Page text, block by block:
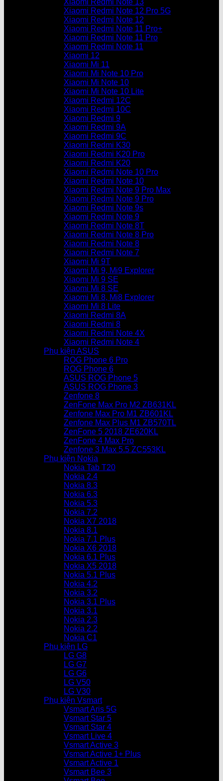
Xiaomi Redmi Note 13
Xiaomi Redmi Note 12 Pro 5G
Xiaomi Redmi Note 12
Xiaomi Redmi Note 11 Pro+
Xiaomi Redmi Note 11 Pro
Xiaomi Redmi Note 11
Xiaomi 12
Xiaomi Mi 11
Xiaomi Mi Note 10 Pro
Xiaomi Mi Note 10
Xiaomi Mi Note 10 Lite
Xiaomi Redmi 12C
Xiaomi Redmi 10C
Xiaomi Redmi 9
Xiaomi Redmi 9A
Xiaomi Redmi 9C
Xiaomi Redmi K30
Xiaomi Redmi K20 Pro
Xiaomi Redmi K20
Xiaomi Redmi Note 10 Pro
Xiaomi Redmi Note 10
Xiaomi Redmi Note 9 Pro Max
Xiaomi Redmi Note 9 Pro
Xiaomi Redmi Note 9s
Xiaomi Redmi Note 9
Xiaomi Redmi Note 8T
Xiaomi Redmi Note 8 Pro
Xiaomi Redmi Note 8
Xiaomi Redmi Note 7
Xiaomi Mi 9T
Xiaomi Mi 9, Mi9 Explorer
Xiaomi Mi 9 SE
Xiaomi Mi 8 SE
Xiaomi Mi 8, Mi8 Explorer
Xiaomi Mi 8 Lite
Xiaomi Redmi 8A
Xiaomi Redmi 8
Xiaomi Redmi Note 4X
Xiaomi Redmi Note 4
Phụ kiện ASUS
ROG Phone 6 Pro
ROG Phone 6
ASUS ROG Phone 5
ASUS ROG Phone 3
Zenfone 8
ZenFone Max Pro M2 ZB631KL
Zenfone Max Pro M1 ZB601KL
Zenfone Max Plus M1 ZB570TL
ZenFone 5 2018 ZE620KL
ZenFone 4 Max Pro
Zenfone 3 Max 5.5 ZC553KL
Phụ kiện Nokia
Nokia Tab T20
Nokia 2.4
Nokia 8.3
Nokia 6.3
Nokia 5.3
Nokia 7.2
Nokia X7 2018
Nokia 8.1
Nokia 7.1 Plus
Nokia X6 2018
Nokia 6.1 Plus
Nokia X5 2018
Nokia 5.1 Plus
Nokia 4.2
Nokia 3.2
Nokia 3.1 Plus
Nokia 3.1
Nokia 2.3
Nokia 2.2
Nokia C1
Phụ kiện LG
LG G8
LG G7
LG G6
LG V50
LG V30
Phụ kiện Vsmart
Vsmart Aris 5G
Vsmart Star 5
Vsmart Star 4
Vsmart Live 4
Vsmart Active 3
Vsmart Active 1+ Plus
Vsmart Active 1
Vsmart Bee 3